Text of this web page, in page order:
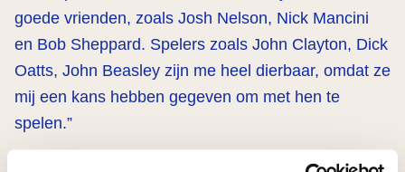
goede vrienden, zoals Josh Nelson, Nick Mancini
en Bob Sheppard. Spelers zoals John Clayton, Dick
Oatts, John Beasley zijn me heel dierbaar, omdat ze
mij een kans hebben gegeven om met hen te
spelen.”